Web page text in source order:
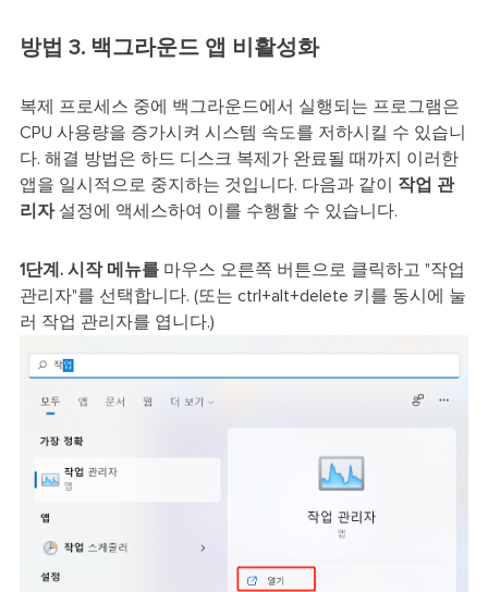
방법 3. 백그라운드 앱 비활성화
복제 프로세스 중에 백그라운드에서 실행되는 프로그램은
CPU 사용량을 증가시켜 시스템 속도를 저하시킬 수 있습니
다. 해결 방법은 하드 디스크 복제가 완료될 때까지 이러한
앱을 일시적으로 중지하는 것입니다. 다음과 같이 작업 관
리자설정에 액세스하여 이를 수행할 수 있습니다.
1단계. 시작 메뉴를마우스 오른쪽 버튼으로 클릭하고 "작업
관리자"를 선택합니다. (또는 ctrl+alt+delete 키를 동시에 눌
러 작업 관리자를 엽니다.)